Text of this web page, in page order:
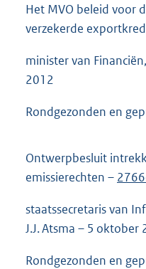
Het MVO beleid voor
verzekerde
minister van
2012
Rondgezonden en
Ontwerpbesluit
emissierechten –
staatssecretaris van
J.J. Atsma – 5 oktober
Rondgezonden en